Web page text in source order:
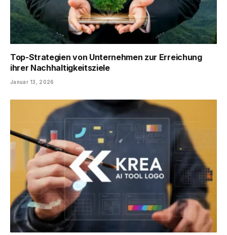
Top-Strategien von Unternehmen zur Erreichung
ihrer Nachhaltigkeitsziele
Januar 13, 2026